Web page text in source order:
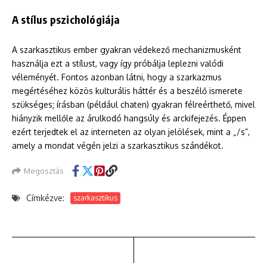
A stílus pszichológiája
A szarkasztikus ember gyakran védekező mechanizmusként
használja ezt a stílust, vagy így próbálja leplezni valódi
véleményét. Fontos azonban látni, hogy a szarkazmus
megértéséhez közös kulturális háttér és a beszélő ismerete
szükséges; írásban (például chaten) gyakran félreérthető, mivel
hiányzik mellőle az árulkodó hangsúly és arckifejezés. Éppen
ezért terjedtek el az interneten az olyan jelölések, mint a „/s”,
amely a mondat végén jelzi a szarkasztikus szándékot.
Megosztás
Címkézve: szarkasztikus